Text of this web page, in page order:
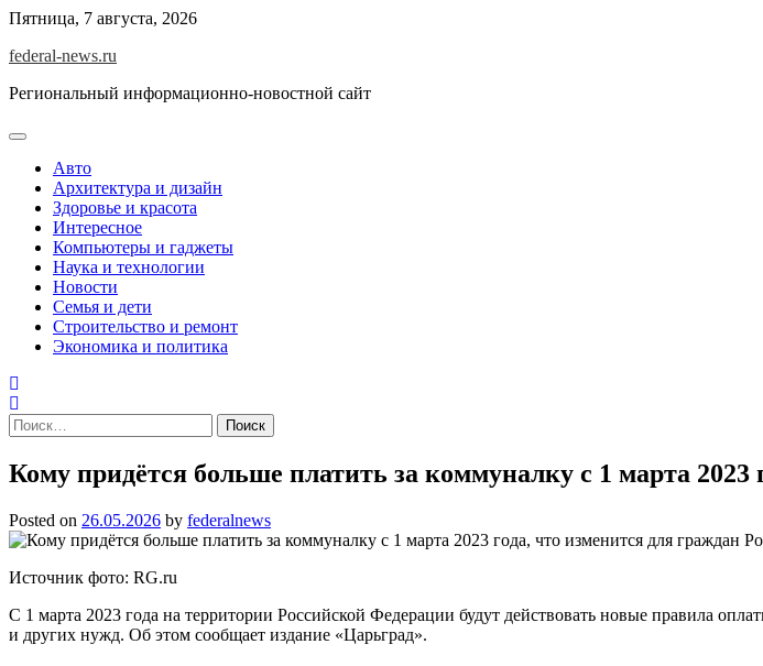
Skip
content
Пятница, 7 августа, 2026
federal-news.ru
Региональный информационно-новостной сайт
Авто
Архитектура и дизайн
Здоровье и красота
Интересное
Компьютеры и гаджеты
Наука и технологии
Новости
Семья и дети
Строительство и ремонт
Экономика и политика
Найти:
Кому придётся больше платить за коммуналку с 1 марта
Posted on 26.05.2026 by federalnews
Источник фото: RG.ru
С 1 марта 2023 года на территории Российской Федерации будут действовать новые правила
и других нужд. Об этом сообщает издание «Царьград».